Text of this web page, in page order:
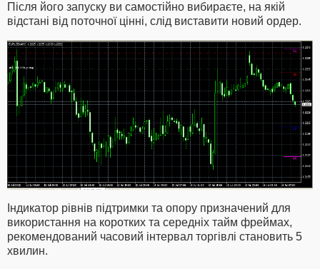
Після його запуску ви самостійно вибираєте, на якій
відстані від поточної цінні, слід виставити новий ордер.
Індикатор рівнів підтримки та опору призначений для
використання на коротких та середніх тайм фреймах,
рекомендований часовий інтервал торгівлі становить 5
хвилин.